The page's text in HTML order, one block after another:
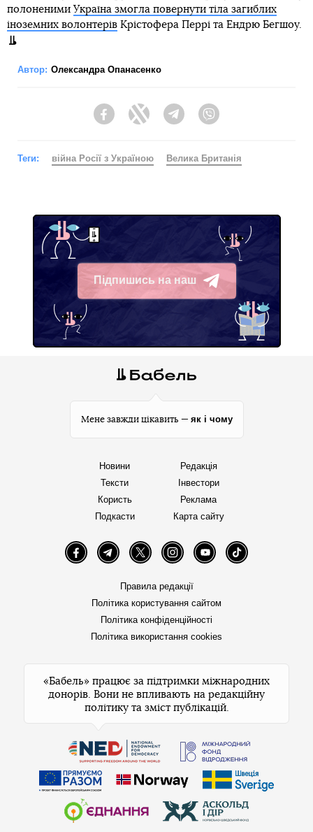
полоненими Україна змогла повернути тіла загиблих
іноземних волонтерів Крістофера Перрі та Ендрю Бегшоу.
Автор: Олександра Опанасенко
FacebookTwitter Telegram
Теги: війна Росії з Україною Велика Британія
Підпишись на наш
Telegram
Мене завжди цікавить — як і чому
Новини
Тексти
Користь
Подкасти
Редакція
Інвестори
Реклама
Карта сайту
FacebookTelegramTwitter InstagramYouTube TikTok
Правила редакції
Політика користування сайтом
Політика конфіденційності
Політика використання cookies
«Бабель» працює за підтримки міжнародних
донорів. Вони не впливають на редакційну
політику та зміст публікацій.